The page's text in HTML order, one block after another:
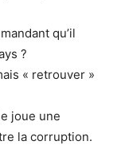
qu’il
?
« retrouver »
joue une
la corruption.